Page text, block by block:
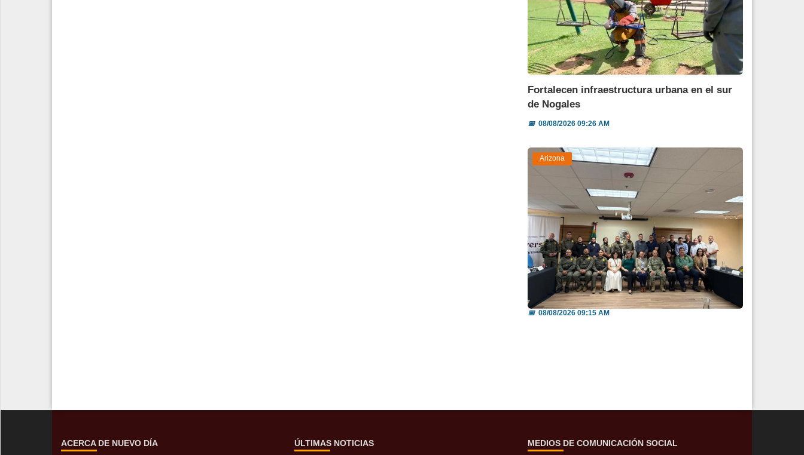
Fortalecen infraestructura urbana en el sur
de Nogales
📅08/08/2026 09:26 AM
Arizona
Refuerzan México y EU intercambio de
información para b...
📅08/08/2026 09:15 AM
ACERCA DE NUEVO DÍA ÚLTIMAS NOTICIAS MEDIOS DE COMUNICACIÓN SOCIAL